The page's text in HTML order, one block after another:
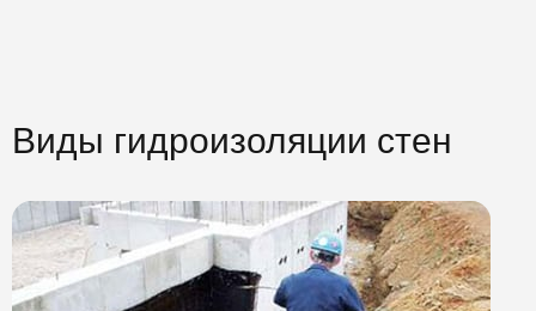
Виды гидроизоляции стен